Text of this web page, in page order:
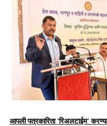
आपली पत्रकारिता ‘रिअलटाईम’